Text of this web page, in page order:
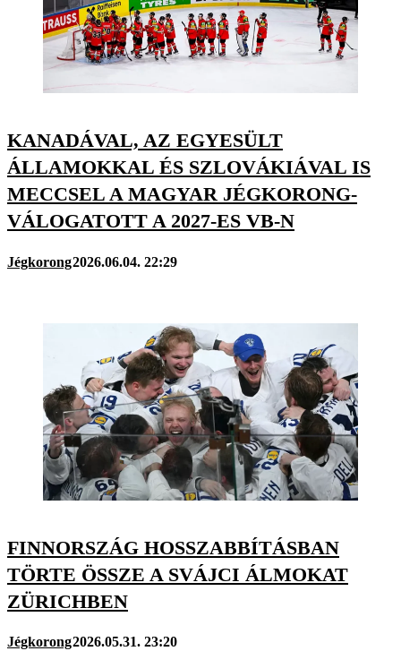
KANADÁVAL, AZ EGYESÜLT
ÁLLAMOKKAL ÉS SZLOVÁKIÁVAL IS
MECCSEL A MAGYAR JÉGKORONG-
VÁLOGATOTT A 2027-ES VB-N
Jégkorong2026.06.04. 22:29
FINNORSZÁG HOSSZABBÍTÁSBAN
TÖRTE ÖSSZE A SVÁJCI ÁLMOKAT
ZÜRICHBEN
Jégkorong2026.05.31. 23:20